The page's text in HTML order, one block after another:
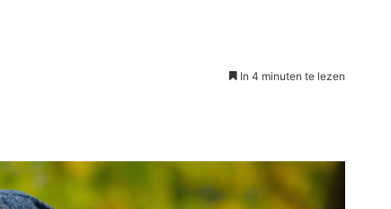
In 4 minuten te lezen